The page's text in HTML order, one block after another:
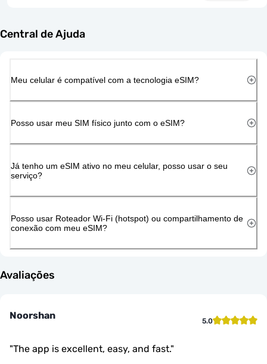
Central de Ajuda
Meu celular é compatível com a tecnologia eSIM?
Posso usar meu SIM físico junto com o eSIM?
Já tenho um eSIM ativo no meu celular, posso usar o seu
serviço?
Posso usar Roteador Wi-Fi (hotspot) ou compartilhamento de
conexão com meu eSIM?
Avaliações
Noorshan 5.0
"The app is excellent, easy, and fast."